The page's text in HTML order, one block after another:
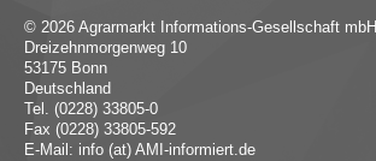
© 2026 Agrarmarkt Informations-Gesellschaft mbH
Dreizehnmorgenweg 10
53175 Bonn
Deutschland
Tel. (0228) 33805-0
Fax (0228) 33805-592
E-Mail: info (at) AMI-informiert.de